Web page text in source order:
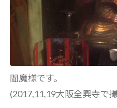
閻魔様です。
(2017,11,19大阪全興寺で